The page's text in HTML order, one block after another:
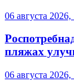
06 августа 2026,
пляжах
06 августа 2026,